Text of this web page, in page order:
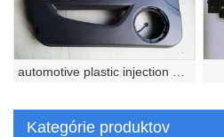
Kategórie produktov